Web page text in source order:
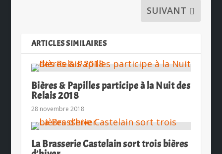
SUIVANT
ARTICLES SIMILAIRES
Bières & Papilles participe à la Nuit des
Relais 2018
28 novembre 2018
La Brasserie Castelain sort trois bières